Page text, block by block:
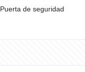
Puerta de seguridad